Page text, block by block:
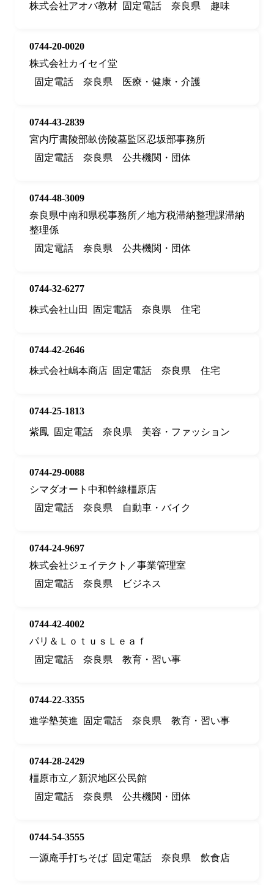
株式会社アオバ教材 固定電話 奈良県 趣味
0744-20-0020
株式会社カイセイ堂
固定電話
奈良県 医療・健康・介護
0744-43-2839
宮内庁書陵部畝傍陵墓監区忍坂部事務所
固定電話
奈良県 公共機関・団体
0744-48-3009
奈良県中南和県税事務所／地方税滞納整理課滞納
整理係
固定電話
奈良県 公共機関・団体
0744-32-6277
株式会社山田
固定電話 奈良県 住宅
0744-42-2646
株式会社嶋本商店 固定電話 奈良県 住宅
0744-25-1813
紫鳳 固定電話 奈良県 美容・ファッション
0744-29-0088
シマダオート中和幹線橿原店
固定電話
奈良県 自動車・バイク
0744-24-9697
株式会社ジェイテクト／事業管理室
固定電話
奈良県 ビジネス
0744-42-4002
パリ＆ＬｏｔｕｓＬｅａｆ
固定電話
奈良県 教育・習い事
0744-22-3355
進学塾英進
固定電話 奈良県 教育・習い事
0744-28-2429
橿原市立／新沢地区公民館
固定電話
奈良県 公共機関・団体
0744-54-3555
一源庵手打ちそば 固定電話 奈良県 飲食店